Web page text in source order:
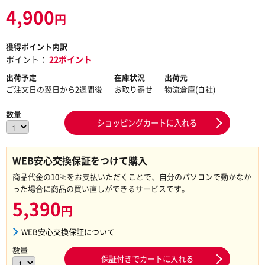
4,900円
獲得ポイント内訳
ポイント： 22ポイント
出荷予定
ご注文日の翌日から2週間後
在庫状況
お取り寄せ
出荷元
物流倉庫(自社)
数量
ショッピングカートに入れる
WEB安心交換保証をつけて購入
商品代金の10％をお支払いただくことで、自分のパソコンで動かなか
った場合に商品の買い直しができるサービスです。
5,390円
WEB安心交換保証について
数量
保証付きでカートに入れる